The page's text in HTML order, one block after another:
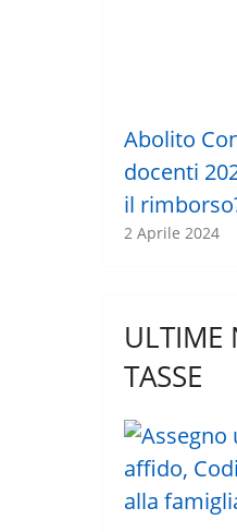
Abolito
docenti
il
2 Aprile 2024
ULTIME
TASSE